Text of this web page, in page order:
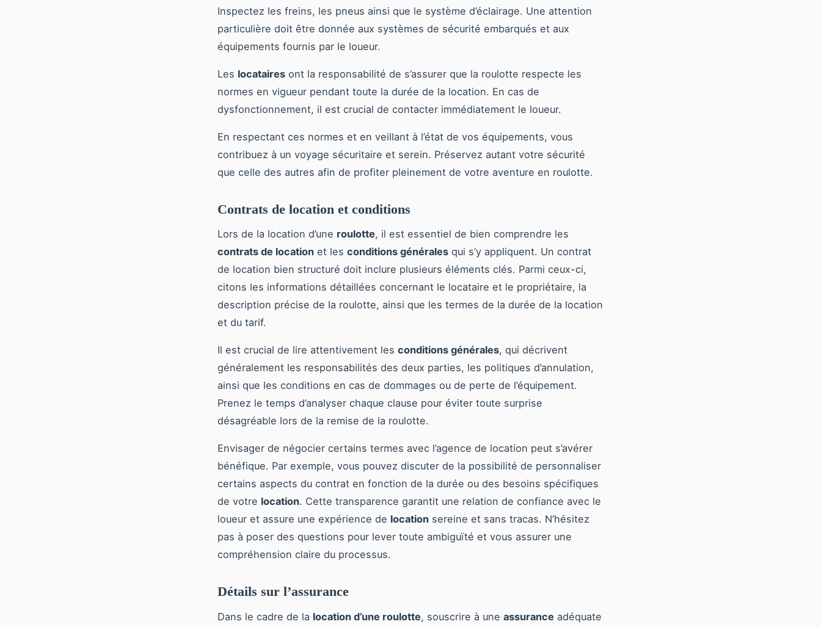
Inspectez les freins, les pneus ainsi que le système d’éclairage. Une attention
particulière doit être donnée aux systèmes de sécurité embarqués et aux
équipements fournis par le loueur.
Les locataires ont la responsabilité de s’assurer que la roulotte respecte les
normes en vigueur pendant toute la durée de la location. En cas de
dysfonctionnement, il est crucial de contacter immédiatement le loueur.
En respectant ces normes et en veillant à l’état de vos équipements, vous
contribuez à un voyage sécuritaire et serein. Préservez autant votre sécurité
que celle des autres afin de profiter pleinement de votre aventure en roulotte.
Contrats de location et conditions
Lors de la location d’une roulotte, il est essentiel de bien comprendre les
contrats de location et les conditions générales qui s’y appliquent. Un contrat
de location bien structuré doit inclure plusieurs éléments clés. Parmi ceux-ci,
citons les informations détaillées concernant le locataire et le propriétaire, la
description précise de la roulotte, ainsi que les termes de la durée de la location
et du tarif.
Il est crucial de lire attentivement les conditions générales, qui décrivent
généralement les responsabilités des deux parties, les politiques d’annulation,
ainsi que les conditions en cas de dommages ou de perte de l’équipement.
Prenez le temps d’analyser chaque clause pour éviter toute surprise
désagréable lors de la remise de la roulotte.
Envisager de négocier certains termes avec l’agence de location peut s’avérer
bénéfique. Par exemple, vous pouvez discuter de la possibilité de personnaliser
certains aspects du contrat en fonction de la durée ou des besoins spécifiques
de votre location. Cette transparence garantit une relation de confiance avec le
loueur et assure une expérience de location sereine et sans tracas. N’hésitez
pas à poser des questions pour lever toute ambiguïté et vous assurer une
compréhension claire du processus.
Détails sur l’assurance
Dans le cadre de la location d’une roulotte, souscrire à une assurance adéquate